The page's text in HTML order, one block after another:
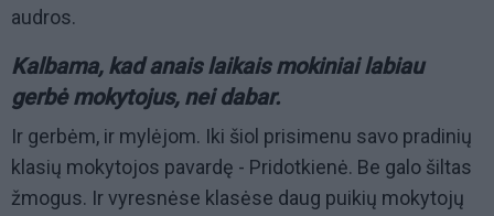
audros.
Kalbama, kad anais laikais mokiniai labiau
gerbė mokytojus, nei dabar.
Ir gerbėm, ir mylėjom. Iki šiol prisimenu savo pradinių
klasių mokytojos pavardę - Pridotkienė. Be galo šiltas
žmogus. Ir vyresnėse klasėse daug puikių mokytojų